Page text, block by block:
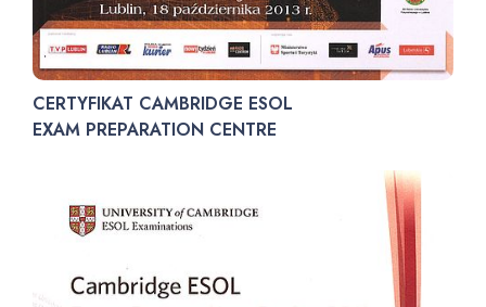
CERTYFIKAT CAMBRIDGE ESOL
EXAM PREPARATION CENTRE